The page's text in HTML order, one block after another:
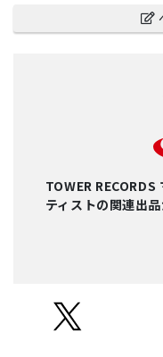
TOWER
ティストの関連出